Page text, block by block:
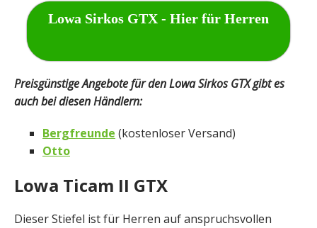
Lowa Sirkos GTX - Hier für Herren
Preisgünstige Angebote für den Lowa Sirkos GTX gibt es
auch bei diesen Händlern:
Bergfreunde (kostenloser Versand)
Otto
Lowa Ticam II GTX
Dieser Stiefel ist für Herren auf anspruchsvollen